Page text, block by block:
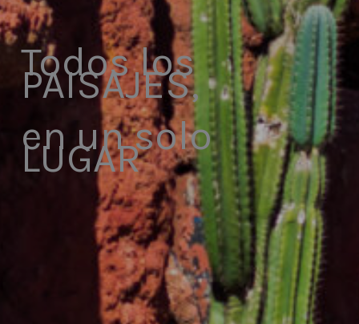
Todos los
PAISAJES,
en un solo
LUGAR